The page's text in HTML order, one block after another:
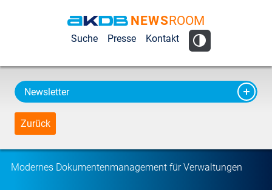
AKDB Anstalt
Kommunale
Datenverarbeitung
in Bayern
NEWSROOM
Suche Presse Kontakt
Newsletter
Zurück
Modernes Dokumentenmanagement für Verwaltungen